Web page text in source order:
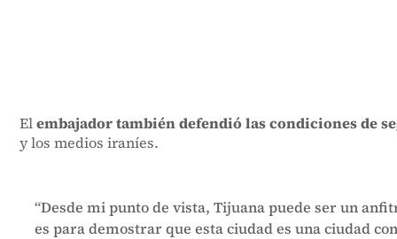
Elembajador también defendió las condiciones de
y los medios iraníes.
“Desde mi punto de vista, Tijuana puede ser un
es para demostrar que esta ciudad es una ciudad